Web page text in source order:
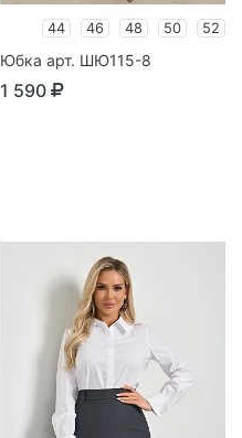
44 46 48 50 52
Юбка арт. ШЮ115-8
1 590